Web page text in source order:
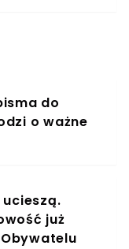
organizacją
futer. Tym
kosmetyki
do
o ważne
już